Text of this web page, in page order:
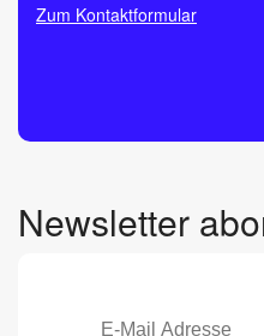
Zum Kontaktformular
Newsletter